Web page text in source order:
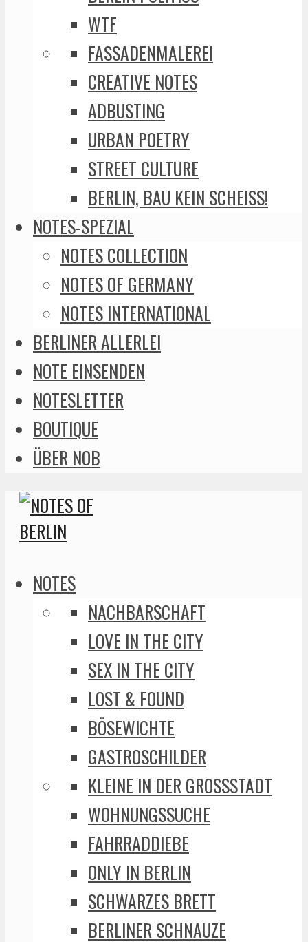
WTF
FASSADENMALEREI
CREATIVE NOTES
ADBUSTING
URBAN POETRY
STREET CULTURE
BERLIN, BAU KEIN SCHEISS!
NOTES-SPEZIAL
NOTES COLLECTION
NOTES OF GERMANY
NOTES INTERNATIONAL
BERLINER ALLERLEI
NOTE EINSENDEN
NOTESLETTER
BOUTIQUE
ÜBER NOB
NOTES
NACHBARSCHAFT
LOVE IN THE CITY
SEX IN THE CITY
LOST & FOUND
BÖSEWICHTE
GASTROSCHILDER
KLEINE IN DER GROSSSTADT
WOHNUNGSSUCHE
FAHRRADDIEBE
ONLY IN BERLIN
SCHWARZES BRETT
BERLINER SCHNAUZE